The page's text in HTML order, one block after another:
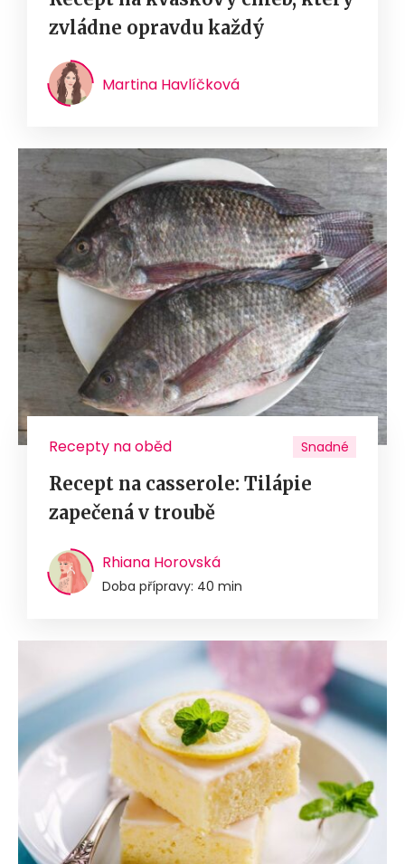
zvládne opravdu každý
Martina Havlíčková
Recepty na oběd Snadné
Recept na casserole: Tilápie
zapečená v troubě
Rhiana Horovská
Doba přípravy: 40 min